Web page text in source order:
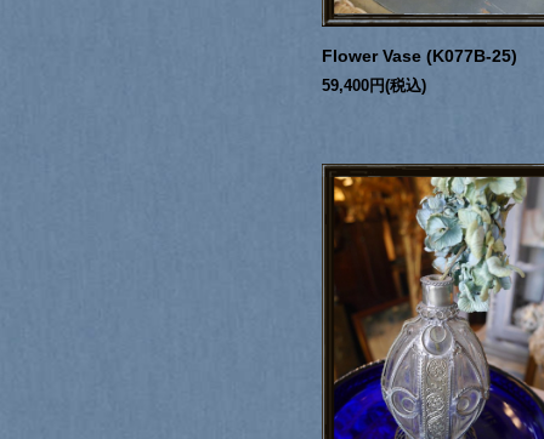
Flower Vase (K077B-25)
59,400円(税込)